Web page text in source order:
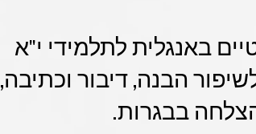
באנגלית לתלמידי י"א
הבנה, דיבור וכתיבה,
בבגרות.